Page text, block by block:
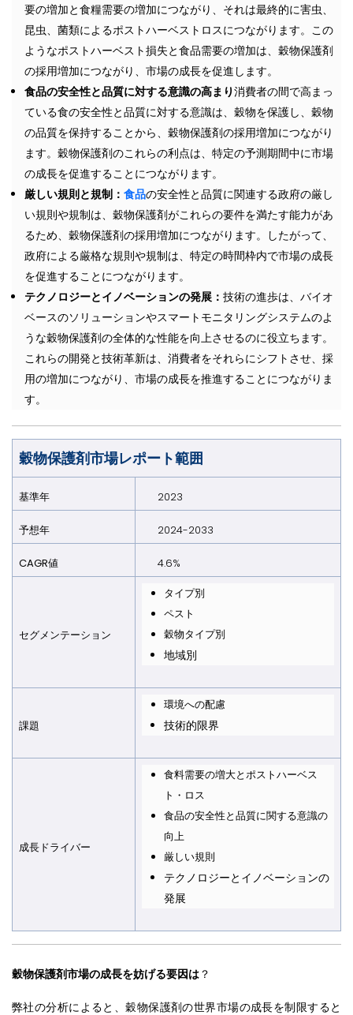
要の増加と食糧需要の増加につながり、それは最終的に害虫、
昆虫、菌類によるポストハーベストロスにつながります。この
ようなポストハーベスト損失と食品需要の増加は、穀物保護剤
の採用増加につながり、市場の成長を促進します。
食品の安全性と品質に対する意識の高まり消費者の間で高まっ
ている食の安全性と品質に対する意識は、穀物を保護し、穀物
の品質を保持することから、穀物保護剤の採用増加につながり
ます。穀物保護剤のこれらの利点は、特定の予測期間中に市場
の成長を促進することにつながります。
厳しい規則と規制： 食品の安全性と品質に関連する政府の厳し
い規則や規制は、穀物保護剤がこれらの要件を満たす能力があ
るため、穀物保護剤の採用増加につながります。したがって、
政府による厳格な規則や規制は、特定の時間枠内で市場の成長
を促進することにつながります。
テクノロジーとイノベーションの発展： 技術の進歩は、バイオ
ベースのソリューションやスマートモニタリングシステムのよ
うな穀物保護剤の全体的な性能を向上させるのに役立ちます。
これらの開発と技術革新は、消費者をそれらにシフトさせ、採
用の増加につながり、市場の成長を推進することにつながりま
す。
穀物保護剤市場レポート範囲
基準年 2023
予想年 2024-2033
CAGR値 4.6%
セグメンテーション
タイプ別
ペスト
穀物タイプ別
地域別
課題
環境への配慮
技術的限界
成長ドライバー
食料需要の増大とポストハーベス
ト・ロス
食品の安全性と品質に関する意識の
向上
厳しい規則
テクノロジーとイノベーションの
発展
穀物保護剤市場の成長を妨げる要因は ？
弊社の分析によると、穀物保護剤の世界市場の成長を制限すると